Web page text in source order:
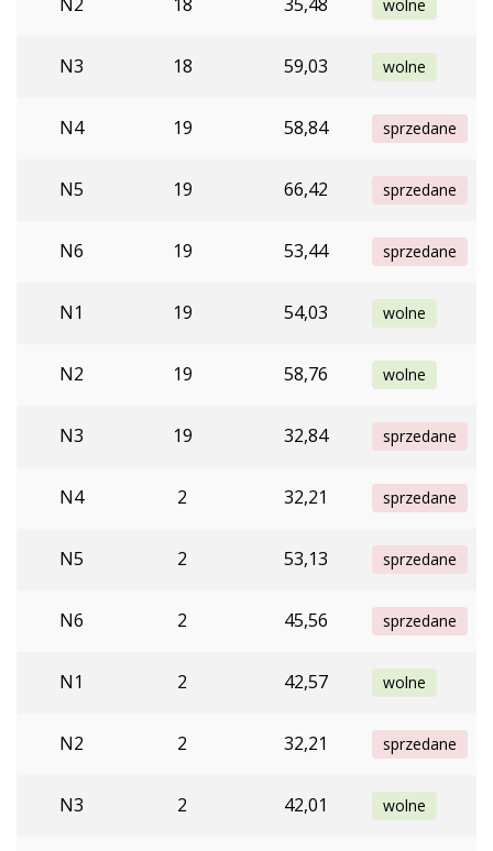
wolne
N3 18 59,03 wolne
N4 19 58,84 sprzedane
N5 19 66,42 sprzedane
N6 19 53,44 sprzedane
N1 19 54,03 wolne
N2 19 58,76 wolne
N3 19 32,84 sprzedane
N4 2 32,21 sprzedane
N5 2 53,13 sprzedane
N6 2 45,56 sprzedane
N1 2 42,57 wolne
N2 2 32,21 sprzedane
N3 2 42,01 wolne